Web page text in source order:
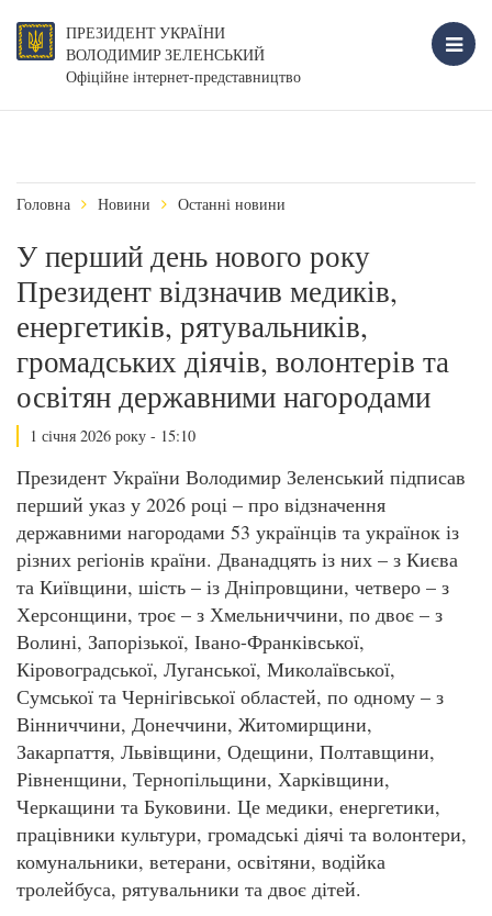
ПРЕЗИДЕНТ УКРАЇНИ
ВОЛОДИМИР ЗЕЛЕНСЬКИЙ
Офіційне інтернет-представництво
Головна Новини Останні новини
У перший день нового року
Президент відзначив медиків,
енергетиків, рятувальників,
громадських діячів, волонтерів та
освітян державними нагородами
1 січня 2026 року - 15:10
Президент України Володимир Зеленський підписав
перший указ у 2026 році – про відзначення
державними нагородами 53 українців та українок із
різних регіонів країни. Дванадцять із них – з Києва
та Київщини, шість – із Дніпровщини, четверо – з
Херсонщини, троє – з Хмельниччини, по двоє – з
Волині, Запорізької, Івано-Франківської,
Кіровоградської, Луганської, Миколаївської,
Сумської та Чернігівської областей, по одному – з
Вінниччини, Донеччини, Житомирщини,
Закарпаття, Львівщини, Одещини, Полтавщини,
Рівненщини, Тернопільщини, Харківщини,
Черкащини та Буковини. Це медики, енергетики,
працівники культури, громадські діячі та волонтери,
комунальники, ветерани, освітяни, водійка
тролейбуса, рятувальники та двоє дітей.